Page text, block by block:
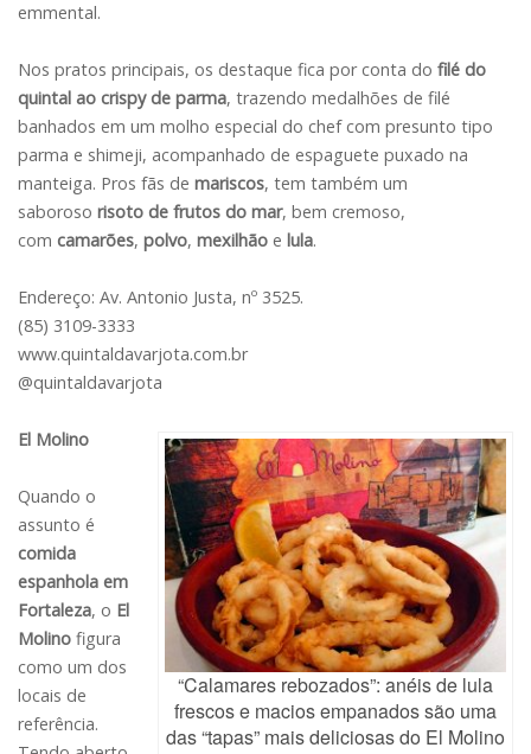
emmental.
Nos pratos principais, os destaque fica por conta do filé do
quintal ao crispy de parma, trazendo medalhões de filé
banhados em um molho especial do chef com presunto tipo
parma e shimeji, acompanhado de espaguete puxado na
manteiga. Pros fãs de mariscos, tem também um
saboroso risoto de frutos do mar, bem cremoso,
com camarões, polvo, mexilhão e lula.
Endereço: Av. Antonio Justa, nº 3525.
(85) 3109-3333
www.quintaldavarjota.com.br
@quintaldavarjota
“Calamares rebozados”: anéis de lula
frescos e macios empanados são uma
das “tapas” mais deliciosas do El Molino
El Molino
Quando o
assunto é
comida
espanhola em
Fortaleza, o El
Molino figura
como um dos
locais de
referência.